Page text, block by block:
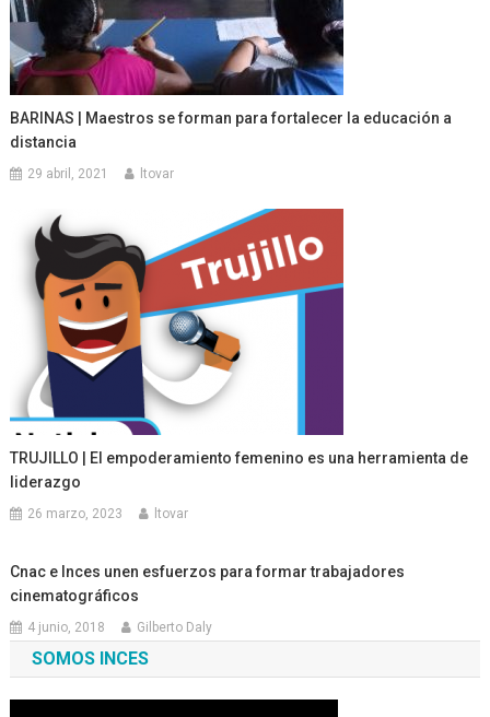
BARINAS | Maestros se forman para fortalecer la educación a
distancia
29 abril, 2021 ltovar
TRUJILLO | El empoderamiento femenino es una herramienta de
liderazgo
26 marzo, 2023 ltovar
Cnac e Inces unen esfuerzos para formar trabajadores
cinematográficos
4 junio, 2018 Gilberto Daly
SOMOS INCES